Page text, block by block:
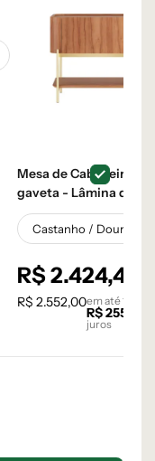
Mesa de Cabeceira
gaveta - Lâmina de
Madeira Carvalho
R$2.424,40
R$ 2.552,00em até10
R$255,20
juros